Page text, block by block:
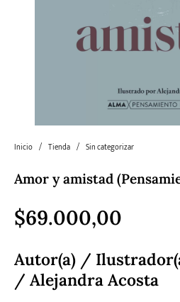
Política Sagas
Teatro Varios
Inicio / Tienda / Sin categorizar
Amor y amistad
$69.000,00
Autor(a) /
/ Alejandra Acosta